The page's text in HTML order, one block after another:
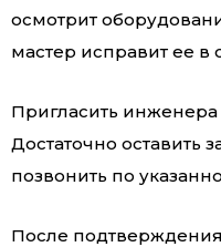
осмотрит
мастер исправит ее в
Пригласить
Достаточно оставить
позвонить по
После